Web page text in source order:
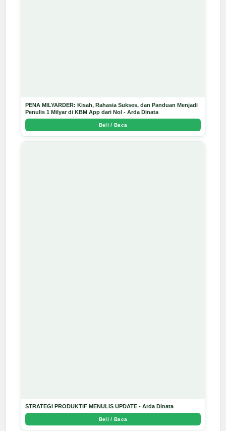
PENA MILYARDER: Kisah, Rahasia Sukses, dan Panduan Menjadi
Penulis 1 Milyar di KBM App dari Nol - Arda Dinata
Beli / Baca
STRATEGI PRODUKTIF MENULIS UPDATE - Arda Dinata
Beli / Baca